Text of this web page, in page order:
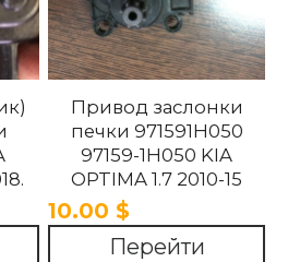
Привод заслонки
печки 971591H050
97159-1H050 KIA
OPTIMA 1.7 2010-15
10.00 $
Перейти